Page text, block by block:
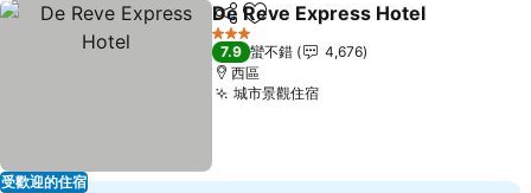
受歡迎的住宿
分享 加入我的最愛
De Reve Express Hotel
3 星級
7.9 蠻不錯
4,676
西區
城市景觀住宿